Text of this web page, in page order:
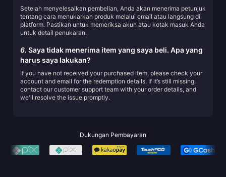
Setelah menyelesaikan pembelian, Anda akan menerima petunjuk
tentang cara menukarkan produk melalui email atau langsung di
platform. Pastikan untuk memeriksa akun atau kotak masuk Anda
untuk detail penukaran.
6. Saya tidak menerima item yang saya beli. Apa yang
harus saya lakukan?
If you have not received your purchased item, please check your
account and email for the redemption details. If it’s still missing,
contact our customer support team with your order details, and
we'll resolve the issue promptly.
Dukungan Pembayaran